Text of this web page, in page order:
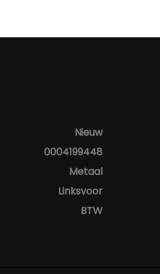
Nieuw
0004199448
Metaal
Linksvoor
BTW